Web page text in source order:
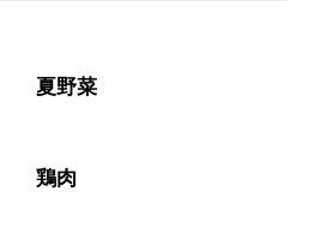
ください。
夏野菜
鶏肉